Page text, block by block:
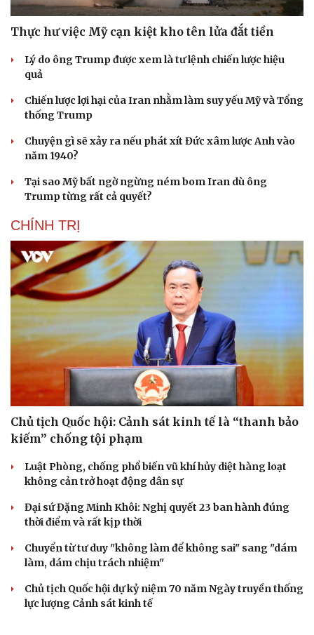
Thực hư việc Mỹ cạn kiệt kho tên lửa đắt tiền
Lý do ông Trump được xem là tư lệnh chiến lược hiệu
quả
Chiến lược lợi hại của Iran nhằm làm suy yếu Mỹ và Tổng
thống Trump
Chuyện gì sẽ xảy ra nếu phát xít Đức xâm lược Anh vào
năm 1940?
Tại sao Mỹ bất ngờ ngừng ném bom Iran dù ông
Trump từng rất cả quyết?
CHÍNH TRỊ
Chủ tịch Quốc hội: Cảnh sát kinh tế là “thanh bảo
kiếm” chống tội phạm
Luật Phòng, chống phổ biến vũ khí hủy diệt hàng loạt
không cản trở hoạt động dân sự
Đại sứ Đặng Minh Khôi: Nghị quyết 23 ban hành đúng
thời điểm và rất kịp thời
Chuyển từ tư duy "không làm để không sai" sang "dám
làm, dám chịu trách nhiệm"
Chủ tịch Quốc hội dự kỷ niệm 70 năm Ngày truyền thống
lực lượng Cảnh sát kinh tế